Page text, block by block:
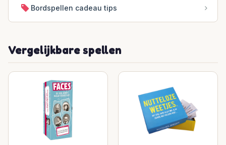
Bordspellen cadeau tips
Vergelijkbare spellen